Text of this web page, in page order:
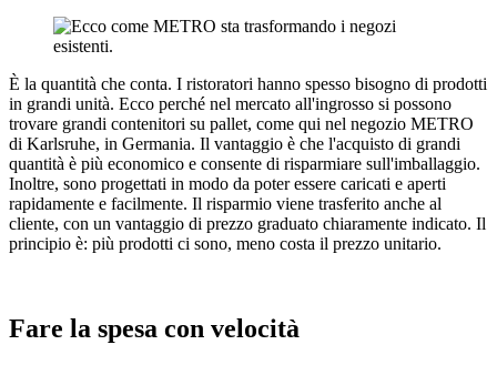
È la quantità che conta. I ristoratori hanno spesso bisogno di prodotti
in grandi unità. Ecco perché nel mercato all'ingrosso si possono
trovare grandi contenitori su pallet, come qui nel negozio METRO
di Karlsruhe, in Germania. Il vantaggio è che l'acquisto di grandi
quantità è più economico e consente di risparmiare sull'imballaggio.
Inoltre, sono progettati in modo da poter essere caricati e aperti
rapidamente e facilmente. Il risparmio viene trasferito anche al
cliente, con un vantaggio di prezzo graduato chiaramente indicato. Il
principio è: più prodotti ci sono, meno costa il prezzo unitario.
Fare la spesa con velocità